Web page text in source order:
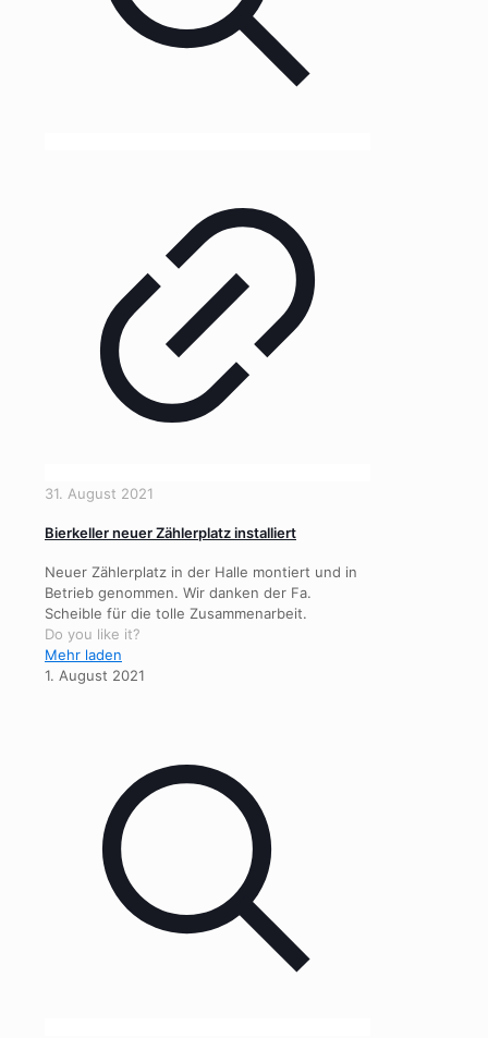
31. August 2021
Bierkeller neuer Zählerplatz installiert
Neuer Zählerplatz in der Halle montiert und in
Betrieb genommen. Wir danken der Fa.
Scheible für die tolle Zusammenarbeit.
Do you like it?
Mehr laden
1. August 2021